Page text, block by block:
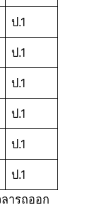
ป.1
ป.1
ป.1
ป.1
ป.1
ป.1
ารถออก